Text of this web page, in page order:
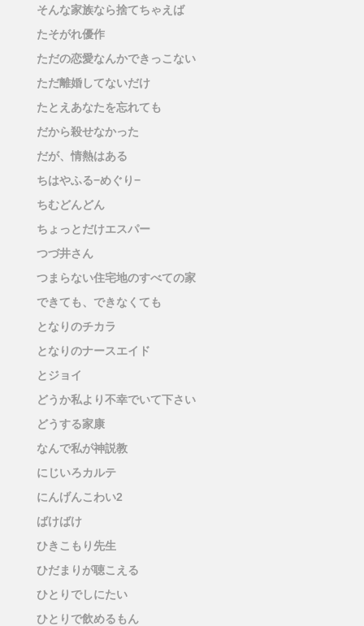
そんな家族なら捨てちゃえば
たそがれ優作
ただの恋愛なんかできっこない
ただ離婚してないだけ
たとえあなたを忘れても
だから殺せなかった
だが、情熱はある
ちはやふる−めぐり−
ちむどんどん
ちょっとだけエスパー
つづ井さん
つまらない住宅地のすべての家
できても、できなくても
となりのチカラ
となりのナースエイド
とジョイ
どうか私より不幸でいて下さい
どうする家康
なんで私が神説教
にじいろカルテ
にんげんこわい2
ばけばけ
ひきこもり先生
ひだまりが聴こえる
ひとりでしにたい
ひとりで飲めるもん